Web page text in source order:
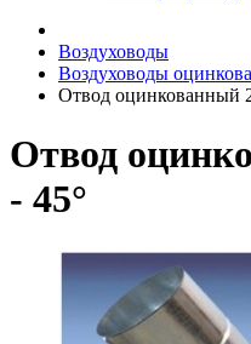
Воздуховоды
Воздуховоды
Отвод оцинкованный
Отвод
- 45°